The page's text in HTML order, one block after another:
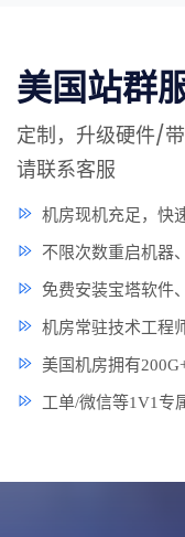
美国站群
定制，升级硬件/
请联系客服
机房现机充足，快
不限次数重启机器
免费安装宝塔软件
机房常驻技术工程
美国机房拥有
工单/微信等1V1专